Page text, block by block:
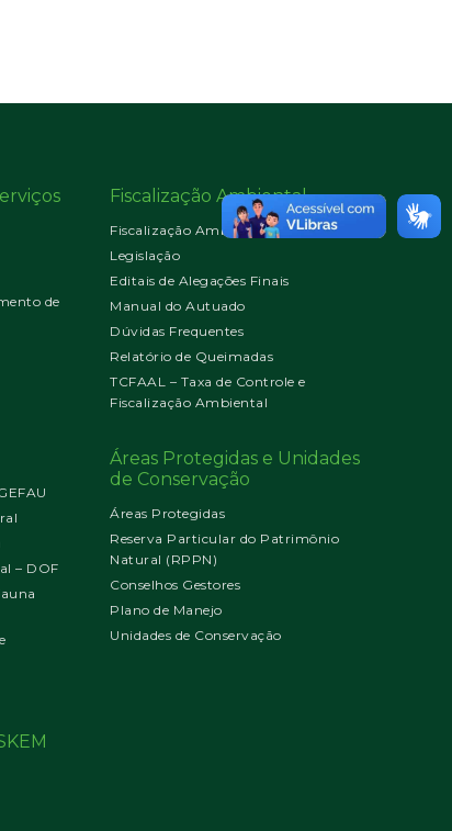
de
Fiscalização Ambiental
Fiscalização Ambiental
Legislação
Editais de Alegações Finais
Manual do Autuado
Dúvidas Frequentes
Relatório de Queimadas
TCFAAL – Taxa de Controle e
Fiscalização Ambiental
– DOF
Áreas Protegidas e Unidades
de Conservação
Áreas Protegidas
Reserva Particular do Patrimônio
Natural (RPPN)
Conselhos Gestores
Plano de Manejo
Unidades de Conservação